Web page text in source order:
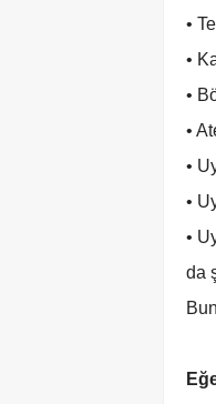
•
•
•
•
•
•
•
da